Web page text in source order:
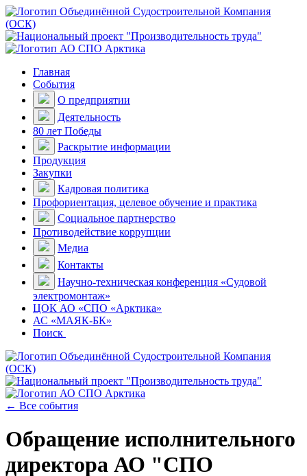
Главная
События
О предприятии
Деятельность
80 лет Победы
Раскрытие информации
Продукция
Закупки
Кадровая политика
Профориентация, целевое обучение и практика
Социальное партнерство
Противодействие коррупции
Медиа
Контакты
Научно-техническая конференция «Судовой
электромонтаж»
ЦОК АО «СПО «Арктика»
АС «МАЯК-БК»
Поиск
← Все события
Обращение исполнительного
директора АО "СПО